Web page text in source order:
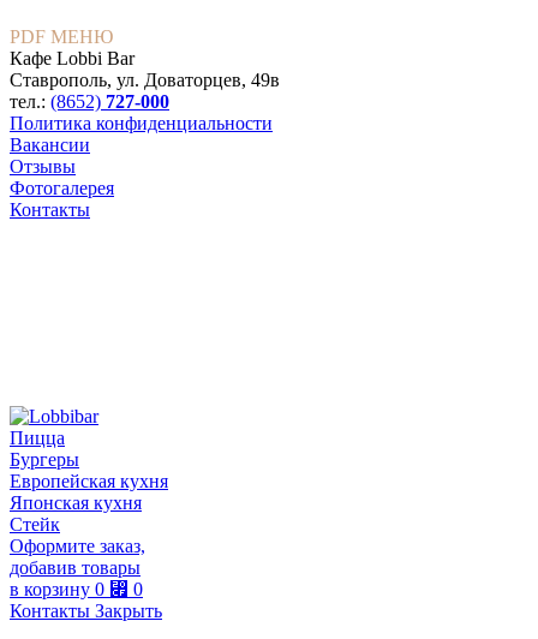
PDF МЕНЮ
Кафе Lobbi Bar
Ставрополь, ул. Доваторцев, 49в
тел.: (8652) 727-000
Политика конфиденциальности
Вакансии
Отзывы
Фотогалерея
Контакты
Пицца
Бургеры
Европейская кухня
Японская кухня
Стейк
Оформите заказ,
добавив товары
в корзину 0 ⃏ 0
Контакты Закрыть